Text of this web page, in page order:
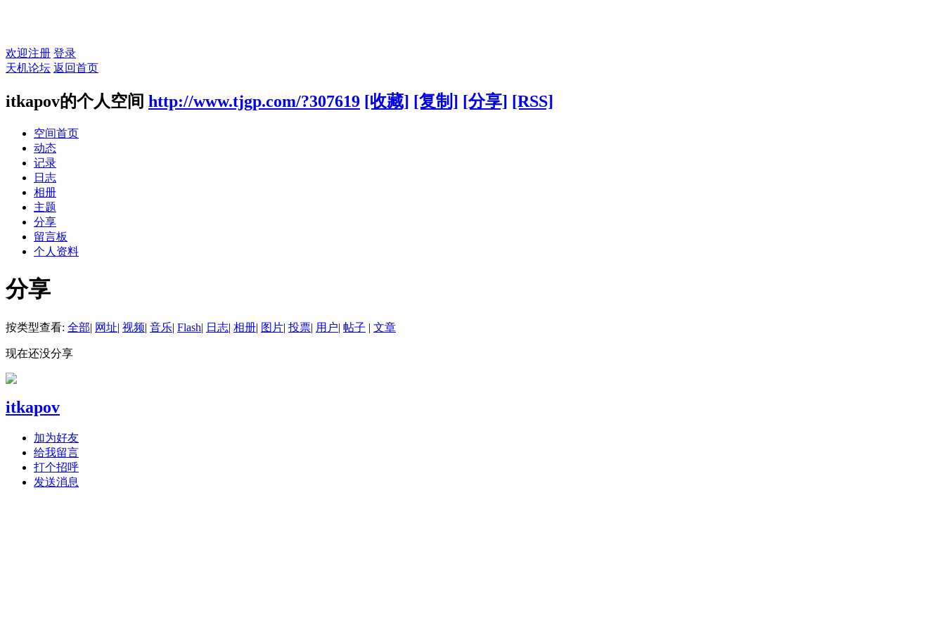
欢迎注册 登录
天机论坛 返回首页
itkapov的个人空间 http://www.tjgp.com/?307619 [收藏] [复制] [分享] [RSS]
空间首页
动态
记录
日志
相册
主题
分享
留言板
个人资料
分享
按类型查看: 全部| 网址| 视频| 音乐| Flash| 日志| 相册| 图片| 投票| 用户| 帖子 | 文章
现在还没分享
itkapov
加为好友
给我留言
打个招呼
发送消息